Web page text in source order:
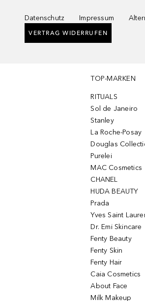
Datenschutz Impressum
VERTRAG WIDERRUFEN
TOP-MARKEN
RITUALS
Sol de Janeiro
Stanley
La Roche-Posay
Douglas
Purelei
MAC Cosmetics
CHANEL
HUDA BEAUTY
Prada
Yves Saint
Dr. Emi Skincare
Fenty Beauty
Fenty Skin
Fenty Hair
Caia Cosmetics
About Face
Milk Makeup